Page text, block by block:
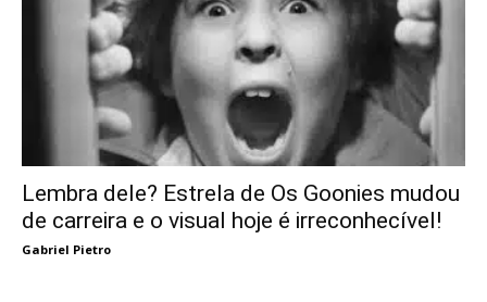
Lembra dele? Estrela de Os Goonies mudou
de carreira e o visual hoje é irreconhecível!
Gabriel Pietro